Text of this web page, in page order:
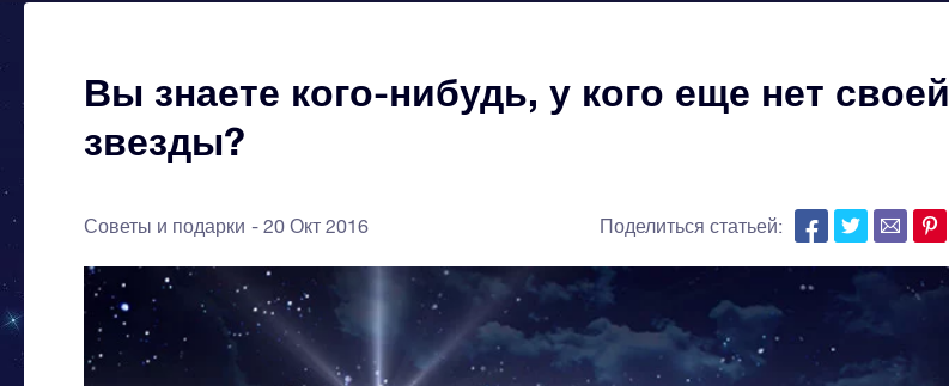
Вы знаете кого-нибудь, у кого еще нет своей
звезды?
Советы и подарки 20 Окт 2016 Поделиться статьей: